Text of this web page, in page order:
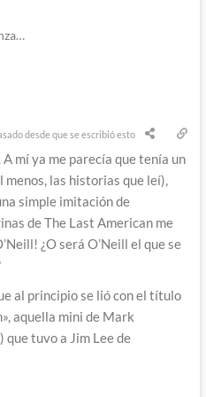
desde que se escribió esto
mí ya me parecía que tenía un
las historias que leí),
simple imitación de
de The Last American me
¿O será O’Neill el que se
al principio se lió con el título
aquella mini de Mark
que tuvo a Jim Lee de